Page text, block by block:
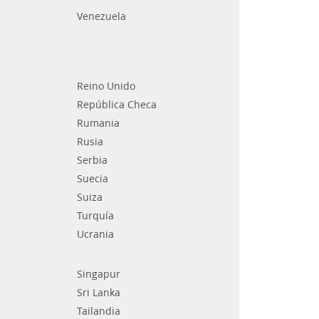
Venezuela
Reino Unido
República Checa
Rumania
Rusia
Serbia
Suecia
Suiza
Turquía
Ucrania
Singapur
Sri Lanka
Tailandia